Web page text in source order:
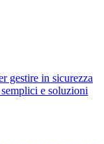
gestire in sicurezza
e soluzioni